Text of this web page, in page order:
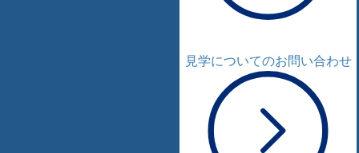
見学についてのお問い合わせ